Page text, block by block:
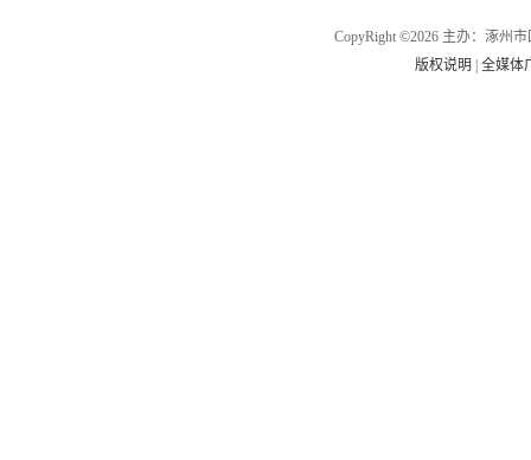
CopyRight ©2026 主办：涿州
版权说明
|全媒体